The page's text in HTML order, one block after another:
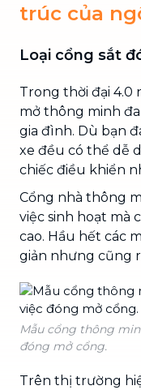
trúc của
Loại cổng sắt
Trong thời đại 4.0
mở thông minh
gia đình. Dù bạn
xe đều có thể dễ
chiếc điều khiển
Cổng nhà thông
việc sinh hoạt mà
cao. Hầu hết các
giản nhưng cũng
Mẫu cổng thông
đóng mở cổng.
Trên thị trường